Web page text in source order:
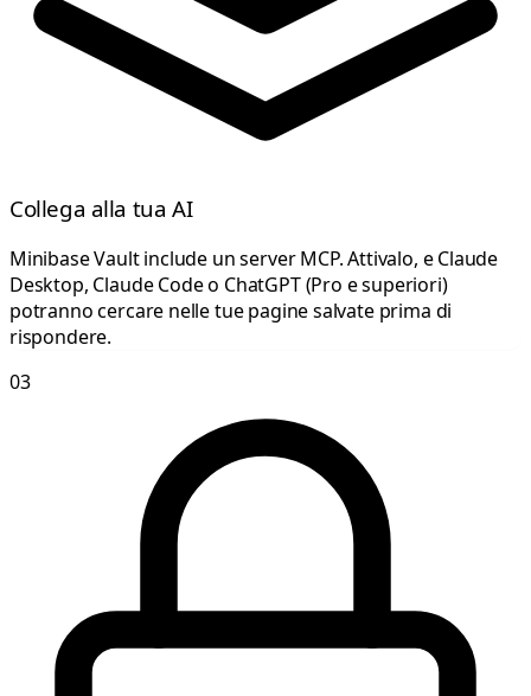
Collega alla tua AI
Minibase Vault include un server MCP. Attivalo, e Claude
Desktop, Claude Code o ChatGPT (Pro e superiori)
potranno cercare nelle tue pagine salvate prima di
rispondere.
03